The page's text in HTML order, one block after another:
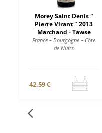
Morey Saint Denis "
Pierre Virant " 2013
Marchand - Tawse
France – Bourgogne – Côte
de Nuits
42,59 €